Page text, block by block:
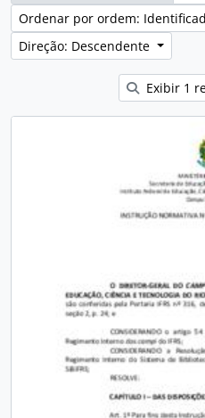
Ordenar por ordem:
Direção: Descendente
Exibir 1